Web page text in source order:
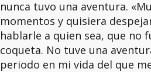
nunca tuvo una aventura.
momentos y quisiera
hablarle a quien sea, que no
coqueta. No tuve una
periodo en mi vida del que